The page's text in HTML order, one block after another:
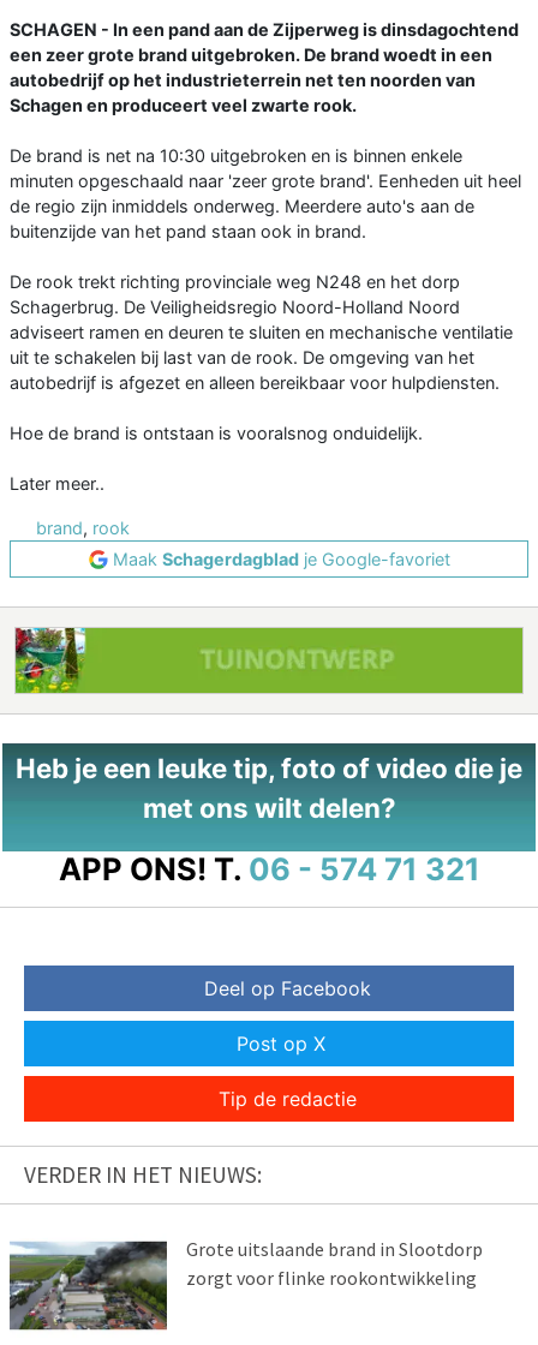
SCHAGEN - In een pand aan de Zijperweg is dinsdagochtend
een zeer grote brand uitgebroken. De brand woedt in een
autobedrijf op het industrieterrein net ten noorden van
Schagen en produceert veel zwarte rook.
De brand is net na 10:30 uitgebroken en is binnen enkele
minuten opgeschaald naar 'zeer grote brand'. Eenheden uit heel
de regio zijn inmiddels onderweg. Meerdere auto's aan de
buitenzijde van het pand staan ook in brand.
De rook trekt richting provinciale weg N248 en het dorp
Schagerbrug. De Veiligheidsregio Noord-Holland Noord
adviseert ramen en deuren te sluiten en mechanische ventilatie
uit te schakelen bij last van de rook. De omgeving van het
autobedrijf is afgezet en alleen bereikbaar voor hulpdiensten.
Hoe de brand is ontstaan is vooralsnog onduidelijk.
Later meer..
brand, rook
Maak Schagerdagbladje Google-favoriet
Heb je een leuke tip, foto of video die je
met ons wilt delen?
APP ONS! T. 06 - 574 71 321
Deel op Facebook
Post op X
Tip de redactie
VERDER IN HET NIEUWS:
Grote uitslaande brand in Slootdorp
zorgt voor flinke rookontwikkeling